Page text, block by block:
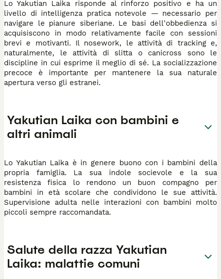
Lo Yakutian Laika risponde al rinforzo positivo e ha un
livello di intelligenza pratica notevole — necessario per
navigare le pianure siberiane. Le basi dell'obbedienza si
acquisiscono in modo relativamente facile con sessioni
brevi e motivanti. Il nosework, le attività di tracking e,
naturalmente, le attività di slitta o canicross sono le
discipline in cui esprime il meglio di sé. La socializzazione
precoce è importante per mantenere la sua naturale
apertura verso gli estranei.
Yakutian Laika con bambini e
altri animali
Lo Yakutian Laika è in genere buono con i bambini della
propria famiglia. La sua indole socievole e la sua
resistenza fisica lo rendono un buon compagno per
bambini in età scolare che condividono le sue attività.
Supervisione adulta nelle interazioni con bambini molto
piccoli sempre raccomandata.
Salute della razza Yakutian
Laika: malattie comuni